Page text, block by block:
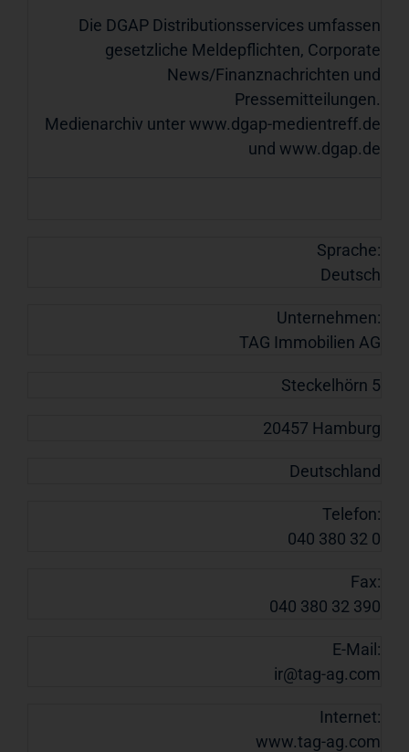
Die DGAP Distributionsservices umfassen
gesetzliche Meldepflichten, Corporate
News/Finanznachrichten und
Pressemitteilungen.
Medienarchiv unterwww.dgap-medientreff.de
und www.dgap.de
Sprache:
Deutsch
Unternehmen:
TAG Immobilien AG
Steckelhörn 5
20457 Hamburg
Deutschland
Telefon:
040 380 32 0
Fax:
040 380 32 390
E-Mail:
ir@tag-ag.com
Internet:
www.tag-ag.com